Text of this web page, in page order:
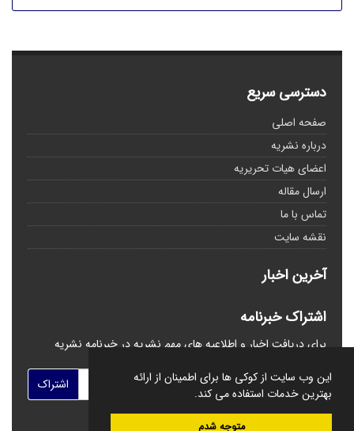
این وب سایت از کوکی ها برای اطمینان از ارائه
بهترین خدمات استفاده می کند.
متوجه شدم
دسترسی سریع
صفحه اصلی
درباره نشریه
اعضای هیات تحریریه
ارسال مقاله
تماس با ما
نقشه سایت
آخرین اخبار
اشتراک خبرنامه
برای دریافت اخبار و اطلاعیه های مهم نشریه در خبرنامه نشریه
اشتراک